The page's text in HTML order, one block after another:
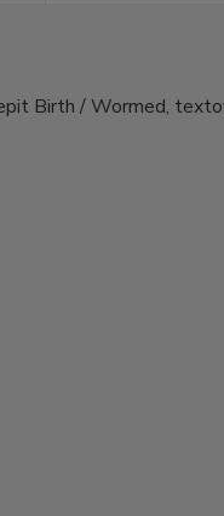
Birth / Wormed,